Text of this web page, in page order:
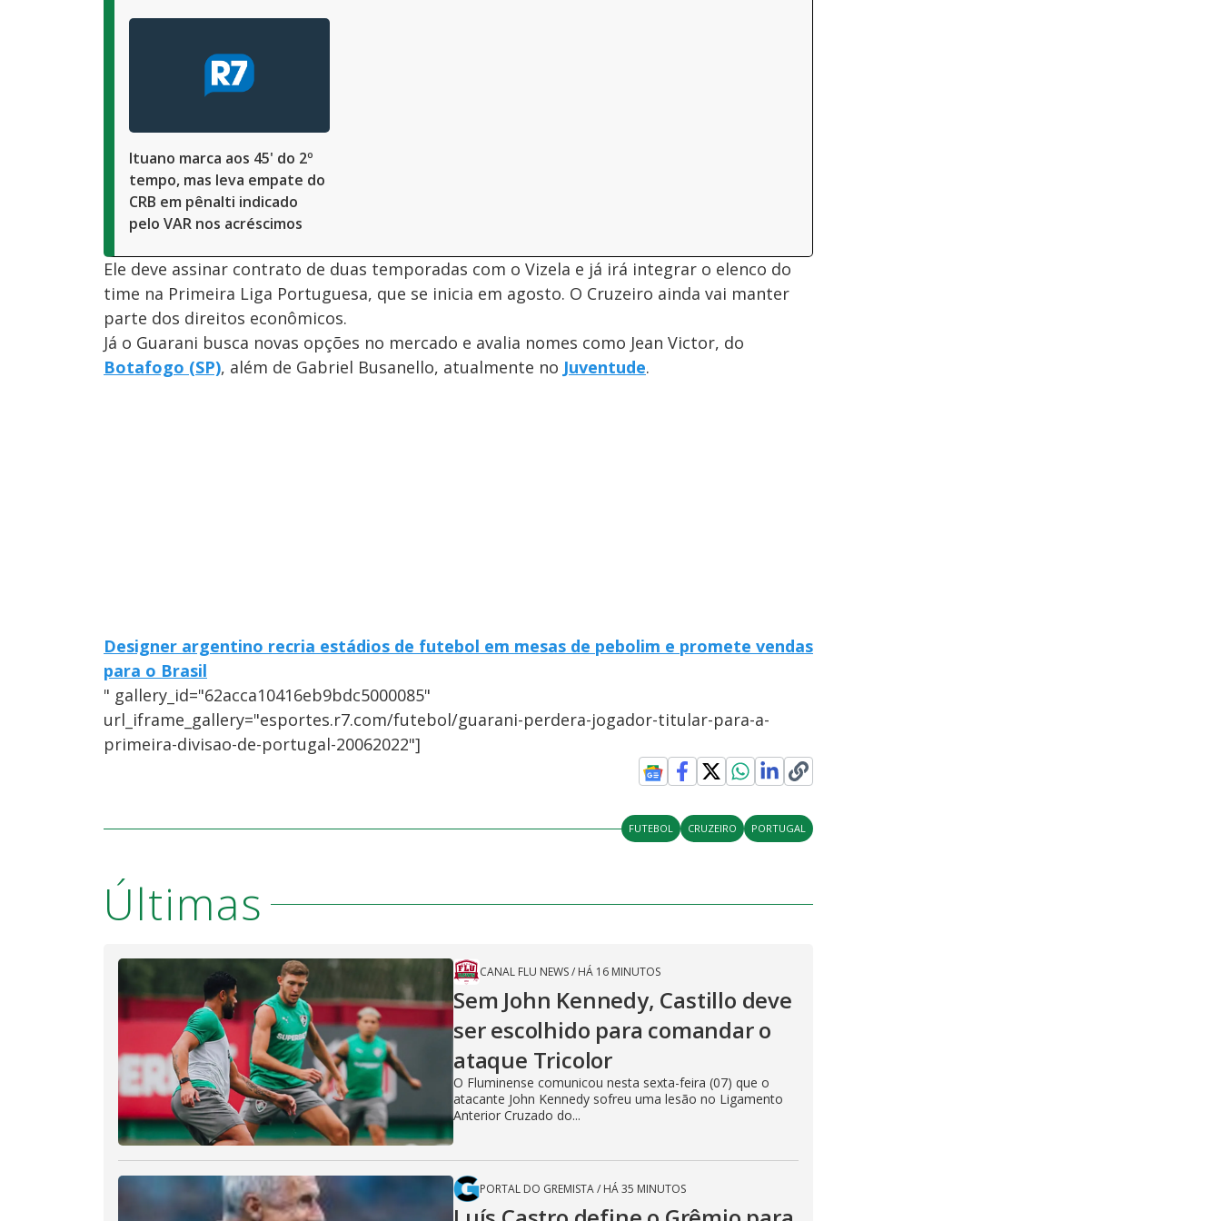
Ituano marca aos 45' do 2º
tempo, mas leva empate do
CRB em pênalti indicado
pelo VAR nos acréscimos
Ele deve assinar contrato de duas temporadas com o Vizela e já irá integrar o elenco do
time na Primeira Liga Portuguesa, que se inicia em agosto. O Cruzeiro ainda vai manter
parte dos direitos econômicos.
Já o Guarani busca novas opções no mercado e avalia nomes como Jean Victor, do
Botafogo (SP), além de Gabriel Busanello, atualmente no Juventude.
Designer argentino recria estádios de futebol em mesas de pebolim e promete vendas
para o Brasil
" gallery_id="62acca10416eb9bdc5000085"
url_iframe_gallery="esportes.r7.com/futebol/guarani-perdera-jogador-titular-para-a-
primeira-divisao-de-portugal-20062022"]
FUTEBOL CRUZEIRO PORTUGAL
Últimas
CANAL FLU NEWS/ HÁ 16 MINUTOS
Sem John Kennedy, Castillo deve
ser escolhido para comandar o
ataque Tricolor
O Fluminense comunicou nesta sexta-feira (07) que o
atacante John Kennedy sofreu uma lesão no Ligamento
Anterior Cruzado do...
PORTAL DO GREMISTA/ HÁ 35 MINUTOS